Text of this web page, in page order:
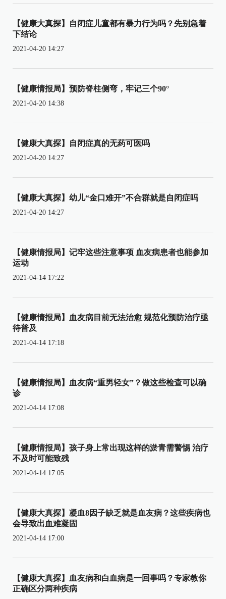
【健康大真探】自闭症儿童都有暴力行为吗？先别急着
下结论
2021-04-20 14:27
【健康情报局】预防脊柱侧弯，牢记三个90°
2021-04-20 14:38
【健康大真探】自闭症真的无药可医吗
2021-04-20 14:27
【健康大真探】幼儿“金口难开”不合群就是自闭症吗
2021-04-20 14:27
【健康情报局】记牢这些注意事项 血友病患者也能参加
运动
2021-04-14 17:22
【健康情报局】血友病目前无法治愈 规范化预防治疗亟
待普及
2021-04-14 17:18
【健康情报局】血友病“重男轻女”？做这些检查可以确
诊
2021-04-14 17:08
【健康情报局】孩子身上常出现这样的淤青需警惕 治疗
不及时可能致残
2021-04-14 17:05
【健康大真探】凝血8因子缺乏就是血友病？这些疾病也
会导致出血难凝固
2021-04-14 17:00
【健康大真探】血友病和白血病是一回事吗？专家教你
正确区分两种疾病